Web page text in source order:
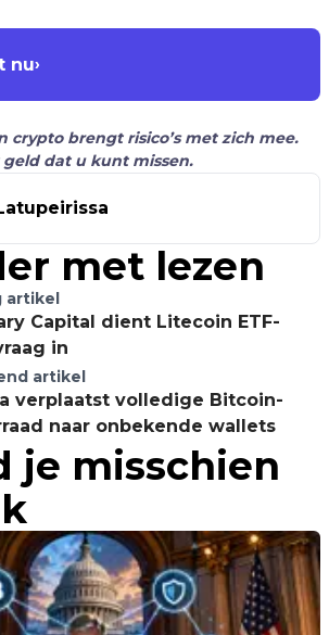
nu›
crypto brengt risico’s met zich mee.
dat u kunt missen.
met lezen
artikel
Capital dient Litecoin ETF-
in
artikel
verplaatst volledige Bitcoin-
naar onbekende wallets
je misschien